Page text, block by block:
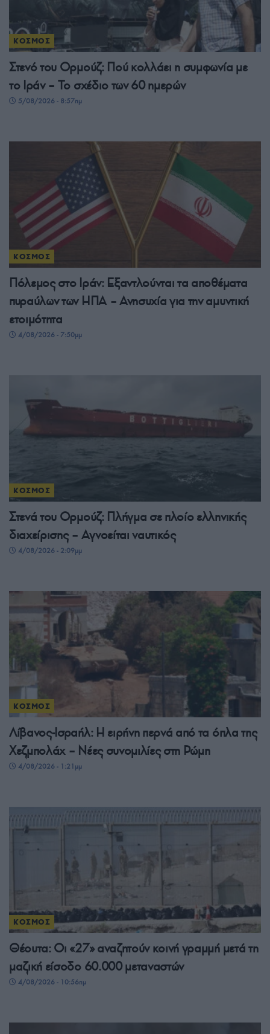
ΚΟΣΜΟΣ
Στενό του Ορμούζ: Πού κολλάει η συμφωνία με
το Ιράν – Το σχέδιο των 60 ημερών
5/08/2026 - 8:57πμ
ΚΟΣΜΟΣ
Πόλεμος στο Ιράν: Εξαντλούνται τα αποθέματα
πυραύλων των ΗΠΑ – Ανησυχία για την αμυντική
ετοιμότητα
4/08/2026 - 7:50μμ
ΚΟΣΜΟΣ
Στενά του Ορμούζ: Πλήγμα σε πλοίο ελληνικής
διαχείρισης – Αγνοείται ναυτικός
4/08/2026 - 2:09μμ
ΚΟΣΜΟΣ
Λίβανος-Ισραήλ: Η ειρήνη περνά από τα όπλα της
Χεζμπολάχ – Νέες συνομιλίες στη Ρώμη
4/08/2026 - 1:21μμ
ΚΟΣΜΟΣ
Θέουτα: Οι «27» αναζητούν κοινή γραμμή μετά τη
μαζική είσοδο 60.000 μεταναστών
4/08/2026 - 10:56πμ